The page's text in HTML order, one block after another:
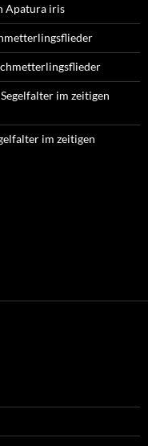
Apatura iris
im zeitigen
im zeitigen